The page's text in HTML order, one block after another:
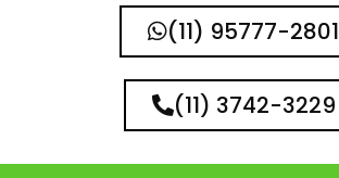
(11) 95777-2801
(11) 3742-3229